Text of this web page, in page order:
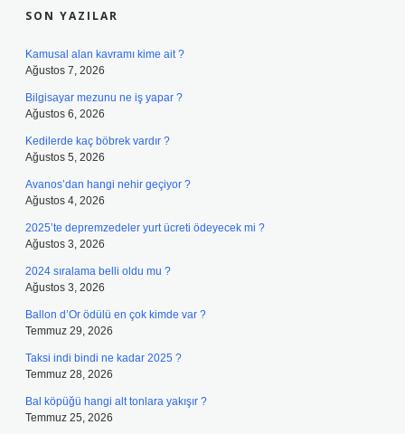
SON YAZILAR
Kamusal alan kavramı kime ait ?
Ağustos 7, 2026
Bilgisayar mezunu ne iş yapar ?
Ağustos 6, 2026
Kedilerde kaç böbrek vardır ?
Ağustos 5, 2026
Avanos’dan hangi nehir geçiyor ?
Ağustos 4, 2026
2025’te depremzedeler yurt ücreti ödeyecek mi ?
Ağustos 3, 2026
2024 sıralama belli oldu mu ?
Ağustos 3, 2026
Ballon d’Or ödülü en çok kimde var ?
Temmuz 29, 2026
Taksi indi bindi ne kadar 2025 ?
Temmuz 28, 2026
Bal köpüğü hangi alt tonlara yakışır ?
Temmuz 25, 2026